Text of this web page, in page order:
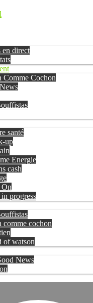
en direct
Comme Cochon
santé
up
Energie
cash
On
progress
comme cochon
of watson
News